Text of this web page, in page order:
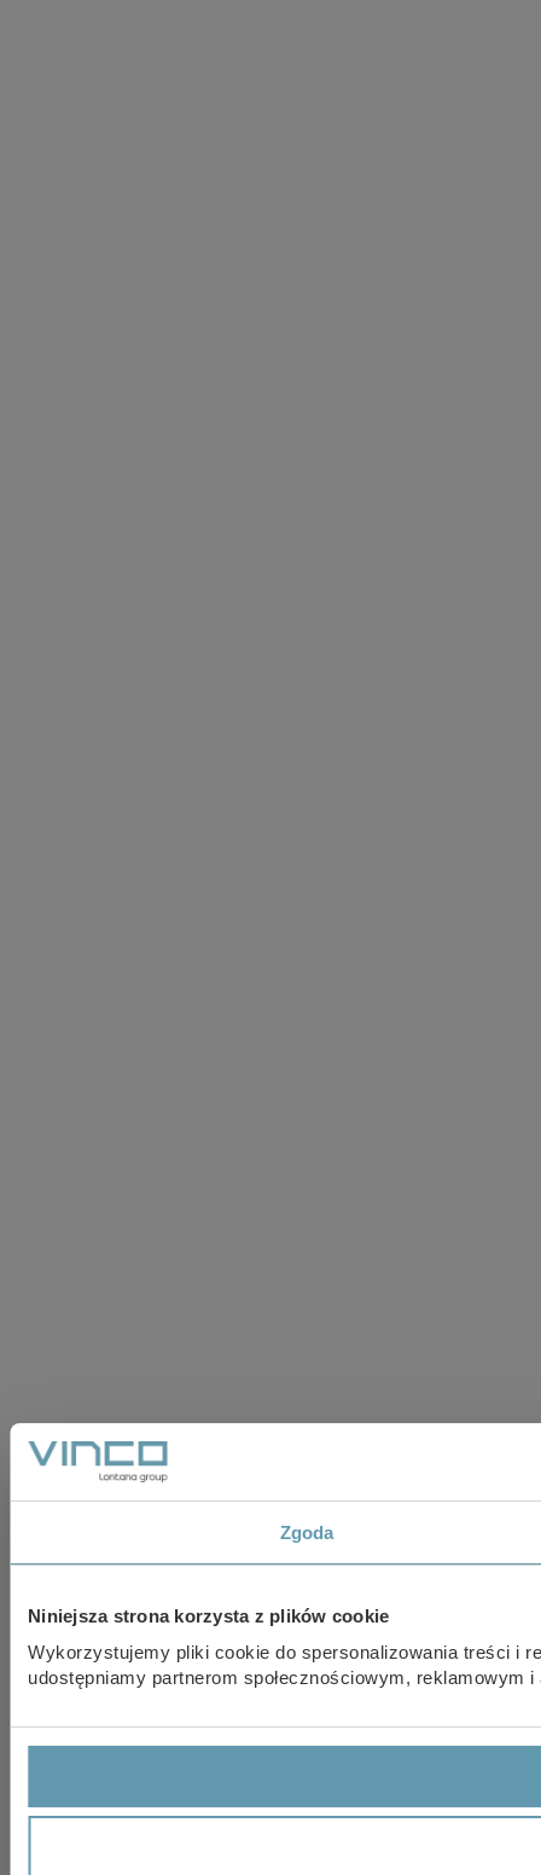
Zgoda
Niniejsza strona korzysta z plików cookie
Wykorzystujemy pliki cookie do spersonalizowania treści i
udostępniamy partnerom społecznościowym,